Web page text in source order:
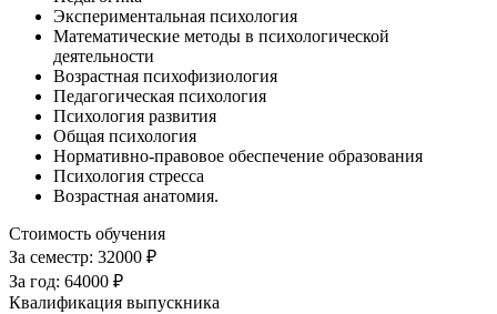
Экспериментальная психология
Математические методы в психологической
деятельности
Возрастная психофизиология
Педагогическая психология
Психология развития
Общая психология
Нормативно-правовое обеспечение образования
Психология стресса
Возрастная анатомия.
Стоимость обучения
За семестр: 32000 ₽
За год: 64000 ₽
Квалификация выпускника